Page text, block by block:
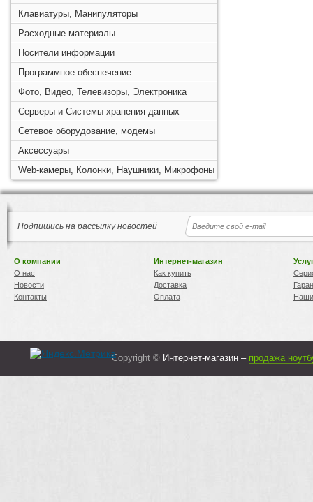
Клавиатуры, Манипуляторы
Расходные материалы
Носители информации
Программное обеспечение
Фото, Видео, Телевизоры, Электроника
Серверы и Системы хранения данных
Сетевое оборудование, модемы
Аксессуары
Web-камеры, Колонки, Наушники, Микрофоны
Подпишись на рассылку новостей
О компании
О нас
Новости
Контакты
Интернет-магазин
Как купить
Доставка
Оплата
Copyright © Интернет-магазин – продажа